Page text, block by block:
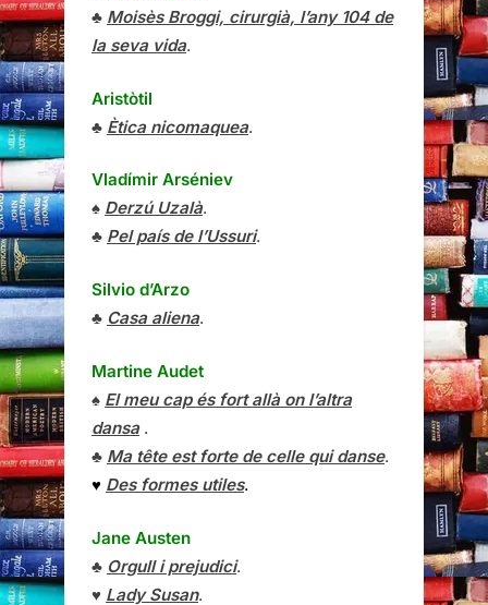
♣ Moisès Broggi, cirurgià, l’any 104 de
la seva vida.
Aristòtil
♣ Ètica nicomaquea.
Vladímir Arséniev
♠ Derzú Uzalà.
♣ Pel país de l’Ussuri.
Silvio d’Arzo
♣ Casa aliena.
Martine Audet
♠ El meu cap és fort allà on l’altra
dansa.
♣ Ma tête est forte de celle qui danse.
♥ Des formes utiles.
Jane Austen
♣ Orgull i prejudici.
♥ Lady Susan.